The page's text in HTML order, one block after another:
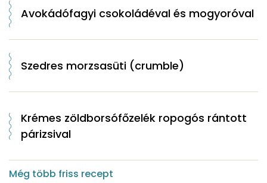
Avokádófagyi csokoládéval és mogyoróval
Szedres morzsasüti (crumble)
Krémes zöldborsófőzelék ropogós rántott
párizsival
Még több friss recept